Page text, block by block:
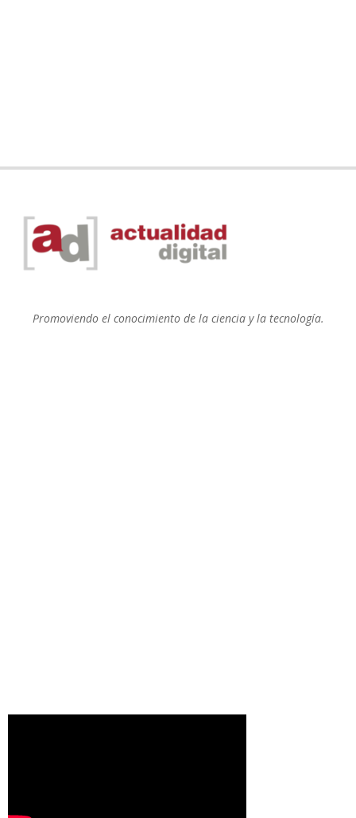
Promoviendo el conocimiento de la ciencia y la tecnología.